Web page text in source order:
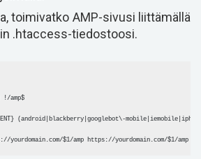
toimivatko AMP-sivusi liittämällä
.htaccess-tiedostoosi.
!/amp$
(android|blackberry|googlebot\-